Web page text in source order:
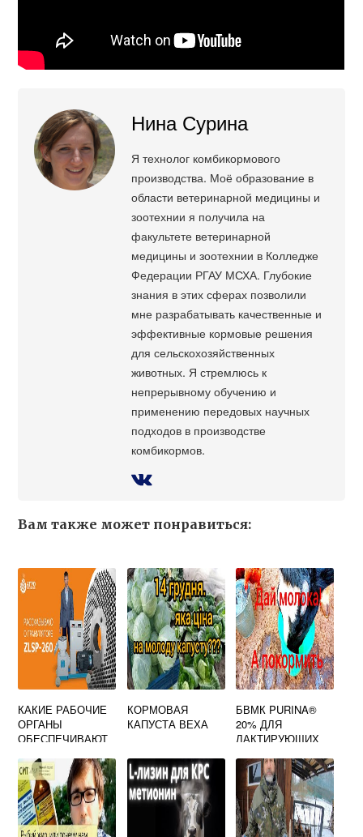
Нина Сурина
Я технолог комбикормового
производства. Моё образование в
области ветеринарной медицины и
зоотехнии я получила на
факультете ветеринарной
медицины и зоотехнии в Колледже
Федерации РГАУ МСХА. Глубокие
знания в этих сферах позволили
мне разрабатывать качественные и
эффективные кормовые решения
для сельскохозяйственных
животных. Я стремлюсь к
непрерывному обучению и
применению передовых научных
подходов в производстве
комбикормов.
Вам также может понравиться:
КАКИЕ РАБОЧИЕ
ОРГАНЫ
ОБЕСПЕЧИВАЮТ
КОМБИКОРМОВ В
ПРЕСС
ГРАНУЛЯТОРЕ
КОРМОВАЯ
КАПУСТА ВЕХА
БВМК PURINA®
20% ДЛЯ
ЛАКТИРУЮЩИХ